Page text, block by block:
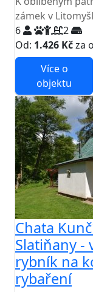
zámek v
6
2
Od: 1.426 Kčza
Více o
objektu
Chata
Slatiňany -
rybník na
rybaření